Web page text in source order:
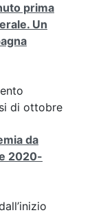
prima
Un
di ottobre
da
2020-